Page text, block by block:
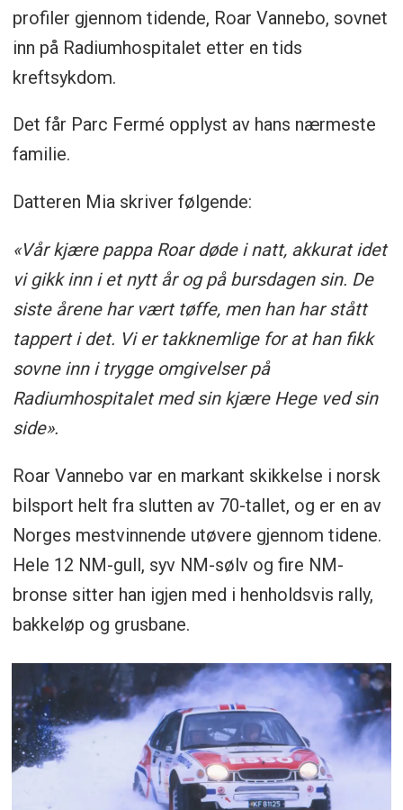
profiler gjennom tidende, Roar Vannebo, sovnet
inn på Radiumhospitalet etter en tids
kreftsykdom.
Det får Parc Fermé opplyst av hans nærmeste
familie.
Datteren Mia skriver følgende:
«Vår kjære pappa Roar døde i natt, akkurat idet
vi gikk inn i et nytt år og på bursdagen sin. De
siste årene har vært tøffe, men han har stått
tappert i det. Vi er takknemlige for at han fikk
sovne inn i trygge omgivelser på
Radiumhospitalet med sin kjære Hege ved sin
side».
Roar Vannebo var en markant skikkelse i norsk
bilsport helt fra slutten av 70-tallet, og er en av
Norges mestvinnende utøvere gjennom tidene.
Hele 12 NM-gull, syv NM-sølv og fire NM-
bronse sitter han igjen med i henholdsvis rally,
bakkeløp og grusbane.